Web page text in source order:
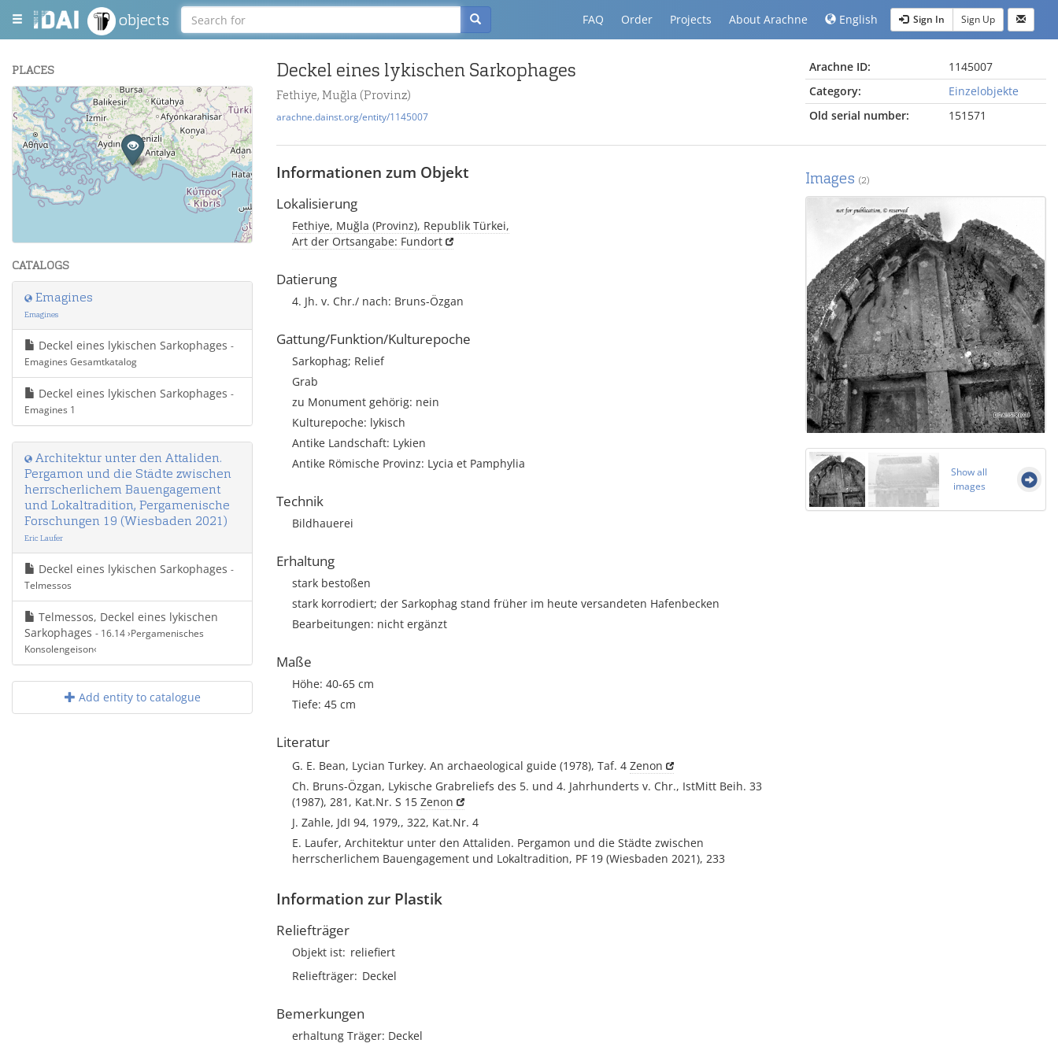
objects FAQ Order Projects About Arachne English Sign In Sign Up
PLACES
+
−
OpenStreetMap.
CATALOGS
Emagines
Emagines
Deckel eines lykischen Sarkophages -
Emagines Gesamtkatalog
Deckel eines lykischen Sarkophages -
Emagines 1
Architektur unter den Attaliden.
Pergamon und die Städte zwischen
herrscherlichem Bauengagement
und Lokaltradition, Pergamenische
Forschungen 19 (Wiesbaden 2021)
Eric Laufer
Deckel eines lykischen Sarkophages -
Telmessos
Telmessos, Deckel eines lykischen
Sarkophages - 16.14 ›Pergamenisches
Konsolengeison‹
Add entity to catalogue
Deckel eines lykischen Sarkophages
Fethiye, Muğla (Provinz)
arachne.dainst.org/entity/1145007
Arachne ID:
1145007
Category:
Einzelobjekte
Old serial number:
151571
Informationen zum Objekt
Lokalisierung
Fethiye, Muğla (Provinz), Republik Türkei,
Art der Ortsangabe: Fundort
Datierung
4. Jh. v. Chr./ nach: Bruns-Özgan
Gattung/Funktion/Kulturepoche
Sarkophag; Relief
Grab
zu Monument gehörig: nein
Kulturepoche: lykisch
Antike Landschaft: Lykien
Antike Römische Provinz: Lycia et Pamphylia
Technik
Bildhauerei
Erhaltung
stark bestoßen
stark korrodiert; der Sarkophag stand früher im heute versandeten Hafenbecken
Bearbeitungen: nicht ergänzt
Maße
Höhe: 40-65 cm
Tiefe: 45 cm
Literatur
G. E. Bean, Lycian Turkey. An archaeological guide (1978), Taf. 4 Zenon
Ch. Bruns-Özgan, Lykische Grabreliefs des 5. und 4. Jahrhunderts v. Chr., IstMitt Beih. 33
(1987), 281, Kat.Nr. S 15 Zenon
J. Zahle, JdI 94, 1979,, 322, Kat.Nr. 4
E. Laufer, Architektur unter den Attaliden. Pergamon und die Städte zwischen
herrscherlichem Bauengagement und Lokaltradition, PF 19 (Wiesbaden 2021), 233
Information zur Plastik
Reliefträger
Objekt ist reliefiert
Reliefträger Deckel
Bemerkungen
erhaltung Träger: Deckel
Images (2)
Show all
images